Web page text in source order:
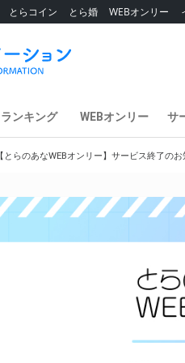
とらコイン とら婚 WEBオンリー
ランキング WEBオンリー サ
【とらのあなWEBオンリー】サービス終了の